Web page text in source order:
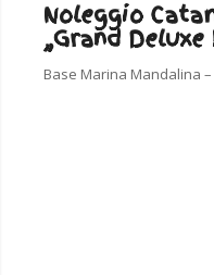
Noleggio
„Grand Deluxe
Base Marina Mandalina